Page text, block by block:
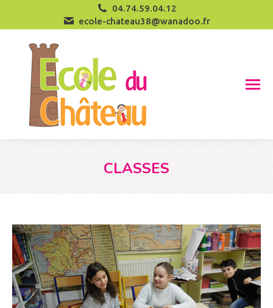
04.74.59.04.12
ecole-chateau38@wanadoo.fr
CLASSES
Vous êtes ici :